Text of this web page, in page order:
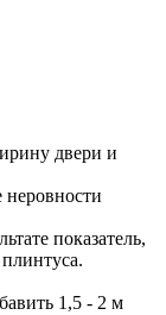
двери и
показатель,
1,5 - 2 м